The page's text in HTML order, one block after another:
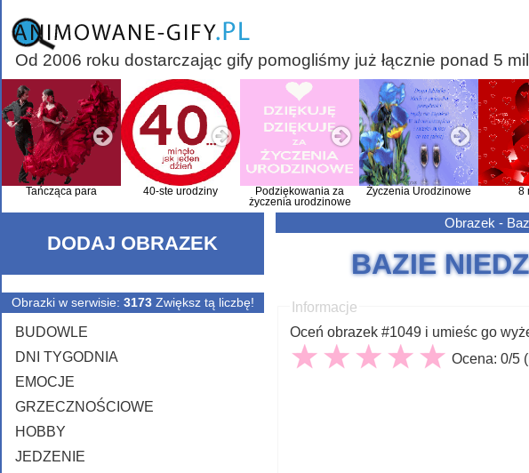
Od 2006 roku dostarczając gify pomogliśmy już łącznie ponad 5
Tańcząca para 40-ste urodziny
Podziękowania za
życzenia urodzinowe
Życzenia Urodzinowe 8
DODAJ OBRAZEK
Obrazki w serwisie: 3173Zwiększ tą liczbę!
BUDOWLE
DNI TYGODNIA
EMOCJE
GRZECZNOŚCIOWE
HOBBY
JEDZENIE
Obrazek -
BAZIE
Informacje
Oceń obrazek #1049 i umieśc go
Ocena: 0/5